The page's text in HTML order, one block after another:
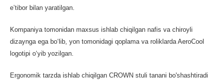
eʼtibor bilan yaratilgan.
Kompaniya tomonidan maxsus ishlab chiqilgan nafis va chiroyli
dizaynga ega bo‘lib, yon tomonidagi qoplama va roliklarda AeroCool
logotipi o‘yib yozilgan.
Ergonomik tarzda ishlab chiqilgan CROWN stuli tanani bo'shashtiradi